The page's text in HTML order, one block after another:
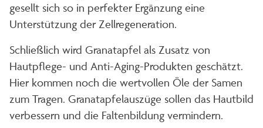
gesellt sich so in perfekter Ergänzung eine
Unterstützung der Zellregeneration.
Schließlich wird Granatapfel als Zusatz von
Hautpflege- und Anti-Aging-Produkten geschätzt.
Hier kommen noch die wertvollen Öle der Samen
zum Tragen. Granatapfelauszüge sollen das Hautbild
verbessern und die Faltenbildung vermindern.